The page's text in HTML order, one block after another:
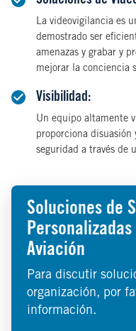
Soluciones de
Aviación
Para discutir
organización, por
información.
La videovigilancia es
demostrado ser
amenazas y grabar y
mejorar la conciencia
Visibilidad:
Un equipo altamente
proporciona
seguridad a través de